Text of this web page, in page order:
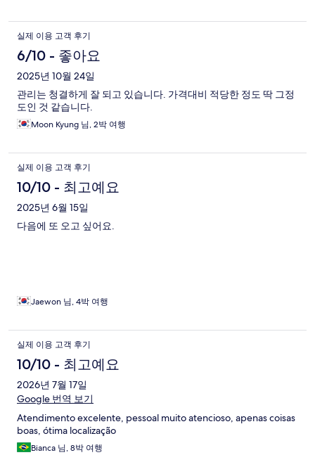
실제 이용 고객 후기
6/10 - 좋아요
2025년 10월 24일
관리는 청결하게 잘 되고 있습니다. 가격대비 적당한 정도 딱 그정
도인 것 같습니다.
Moon Kyung 님, 2박 여행
실제 이용 고객 후기
10/10 - 최고예요
2025년 6월 15일
다음에 또 오고 싶어요.
Jaewon 님, 4박 여행
실제 이용 고객 후기
10/10 - 최고예요
2026년 7월 17일
Google 번역 보기
Atendimento excelente, pessoal muito atencioso, apenas coisas
boas, ótima localização
Bianca 님, 8박 여행